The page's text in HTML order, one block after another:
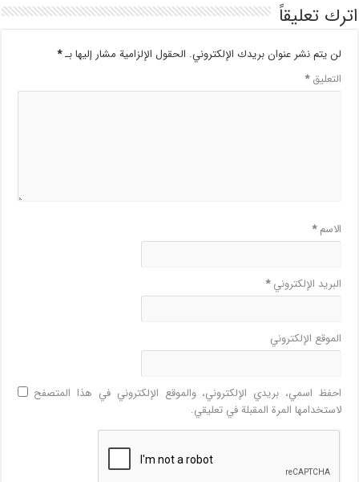
اترك تعليقاً
لن يتم نشر عنوان بريدك الإلكتروني. الحقول الإلزامية مشار إليها بـ*
التعليق*
الاسم*
البريد الإلكتروني*
الموقع الإلكتروني
احفظ اسمي، بريدي الإلكتروني، والموقع الإلكتروني في هذا المتصفح
لاستخدامها المرة المقبلة في تعليقي.